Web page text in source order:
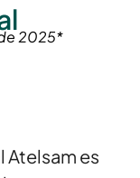
2025*
Atelsam es